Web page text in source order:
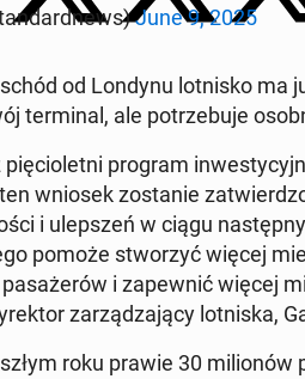
June 9, 2025
od Londynu lot­ni­sko
ter­mi­nal, ale po­trze­bu­je
pię­cio­let­ni program
wniosek zo­sta­nie
i ulep­szeń w ciągu
pomoże stwo­rzyć więcej
i za­pew­nić więcej
za­rzą­dza­ją­cy lot­ni­ska,
roku prawie 30